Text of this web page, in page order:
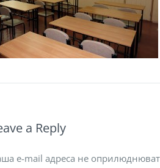
a Reply
e-mail адреса не